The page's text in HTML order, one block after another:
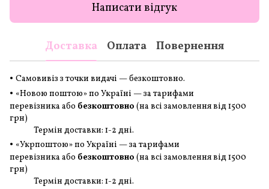
Написати відгук
Доставка Оплата Повернення
• Самовивіз з точки видачі — безкоштовно.
• «Новою поштою» по Україні — за тарифами
перевізника або безкоштовно (на всі замовленнявід 1500
грн)
Термін доставки: 1-2 дні.
• «Укрпоштою» по Україні — за тарифами
перевізника або безкоштовно (на всі замовленнявід 1500
грн)
Термін доставки: 1-2 дні.